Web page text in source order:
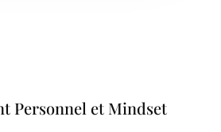
Personnel et Mindset